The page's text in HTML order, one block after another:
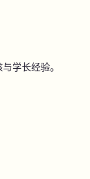
学长经验。